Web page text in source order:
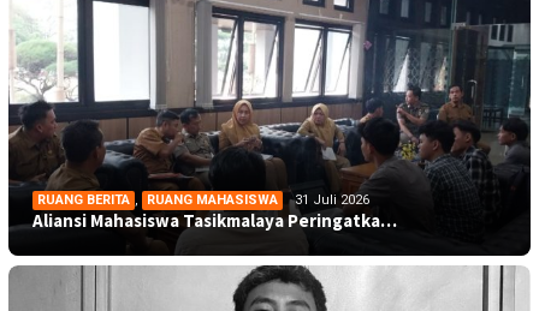
RUANG BERITA , RUANG MAHASISWA 31 Juli 2026
Aliansi Mahasiswa Tasikmalaya Peringatka…